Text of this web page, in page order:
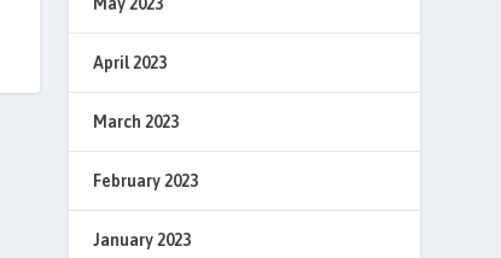
April 2023
March 2023
February 2023
January 2023